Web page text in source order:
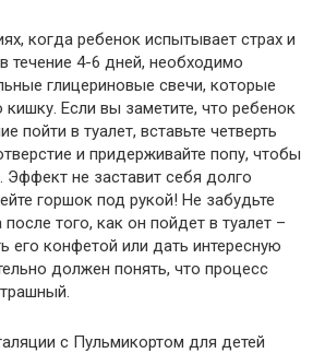
когда ребенок испытывает страх и
течение 4-6 дней, необходимо
глицериновые свечи, которые
Если вы заметите, что ребенок
пойти в туалет, вставьте четверть
и придерживайте попу, чтобы
Эффект не заставит себя долго
горшок под рукой! Не забудьте
того, как он пойдет в туалет –
его конфетой или дать интересную
должен понять, что процесс
с Пульмикортом для детей